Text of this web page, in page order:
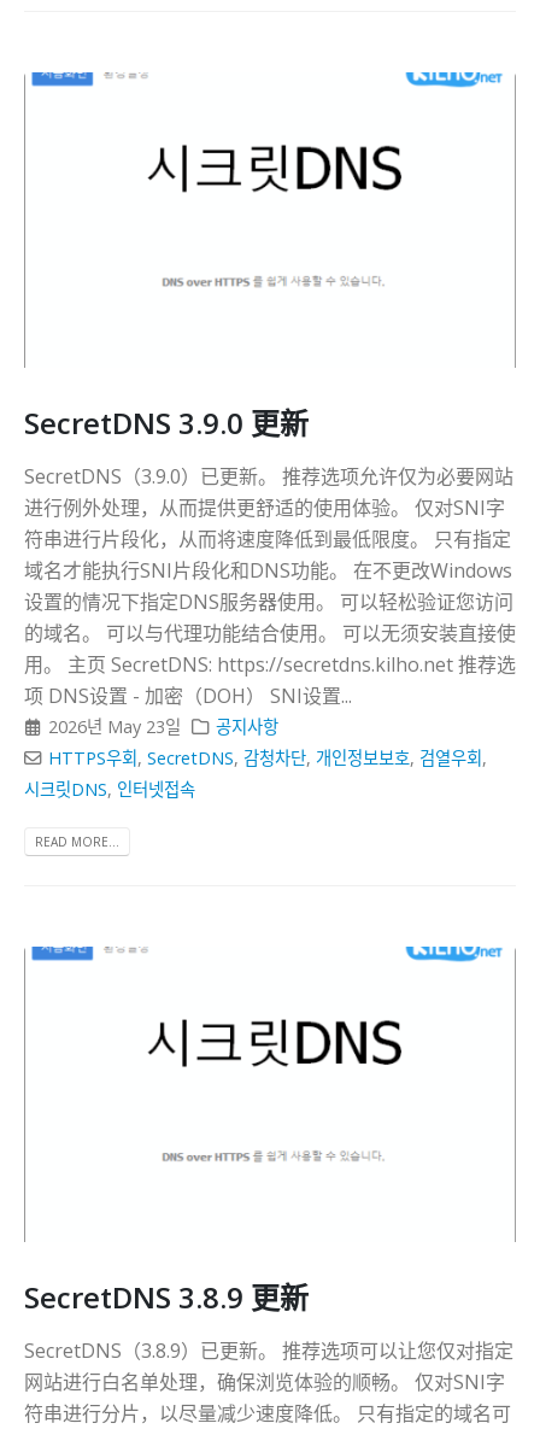
SecretDNS 3.9.0 更新
SecretDNS（3.9.0）已更新。 推荐选项允许仅为必要网站
进行例外处理，从而提供更舒适的使用体验。 仅对SNI字
符串进行片段化，从而将速度降低到最低限度。 只有指定
域名才能执行SNI片段化和DNS功能。 在不更改Windows
设置的情况下指定DNS服务器使用。 可以轻松验证您访问
的域名。 可以与代理功能结合使用。 可以无须安装直接使
用。 主页 SecretDNS: https://secretdns.kilho.net 推荐选
项 DNS设置 - 加密（DOH） SNI设置...
2026년 May 23일
공지사항
HTTPS우회,SecretDNS,감청차단, 개인정보보호, 검열우회,
시크릿DNS, 인터넷접속
READ MORE...
SecretDNS 3.8.9 更新
SecretDNS（3.8.9）已更新。 推荐选项可以让您仅对指定
网站进行白名单处理，确保浏览体验的顺畅。 仅对SNI字
符串进行分片，以尽量减少速度降低。 只有指定的域名可